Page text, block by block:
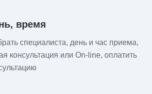
время
специалиста, день и час приема,
консультация или On-line, оплатить